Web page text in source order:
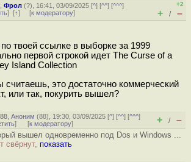
,Фрол (?), 16:41, 03/09/2025 [^] [^^] [^^^]
] [↑] [к модератору]
+2
+ / –
твоей ссылке в выборке за 1999
первой строкой идет The Curse of a
Island Collection
считаешь, это достаточно коммерческий
или так, покурить вышел?
,Аноним (88), 19:30, 03/09/2025 [^] [^^] [^^^]
] [к модератору] + / –
вышел одновременно под Dos и Windows ...
свёрнут, показать